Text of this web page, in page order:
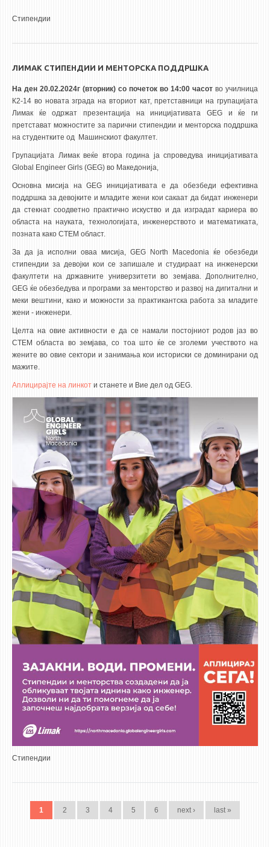
Стипендии
ЛИМАК СТИПЕНДИИ И МЕНТОРСКА ПОДДРШКА
На ден 20.02.2024г (вторник) со почеток во 14:00 часот во училница
К2-14 во новата зграда на вториот кат, претставници на групацијата
Лимак ќе одржат презентација на иницијативата GEG и ќе ги
претстават можностите за парични стипендии и менторска поддршка
на студентките од Машинскиот факултет.
Групацијата Лимак веќе втора година ја спроведува иницијативата
Global Engineer Girls (GEG) во Македонија,
Oсновна мисија на GEG иницијативата е да обезбеди ефективна
поддршка за девојките и младите жени кои сакаат да бидат инженери
да стекнат соодветно практично искуство и да изградат кариера во
областа на науката, технологијата, инженерството и математиката,
позната како СТЕМ област.
За да ја исполни оваа мисија, GEG North Macedonia ќе обезбеди
стипендии за девојки кои се запишале и студираат на инженерски
факултети на државните универзитети во земјава. Дополнително,
GEG ќе обезбедува и програми за менторство и развој на дигитални и
меки вештини, како и можности за практикантска работа за младите
жени - инженери.
Целта на овие активности е да се намали постојниот родов јаз во
СТЕМ областа во земјава, со тоа што ќе се зголеми учеството на
жените во овие сектори и занимања кои историски се доминирани од
мажите.
Аплицирајте на линкот и станете и Вие дел од GEG.
Стипендии
1 2 3 4 5 6 next › last »